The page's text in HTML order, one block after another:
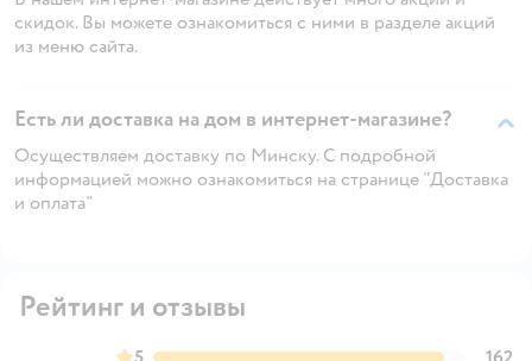
скидок. Вы можете ознакомиться с ними в разделе акций
из меню сайта.
Есть ли доставка на дом в интернет-магазине?
Осуществляем доставку по Минску. С подробной
информацией можно ознакомиться на странице "Доставка
и оплата"
Рейтинг и отзывы